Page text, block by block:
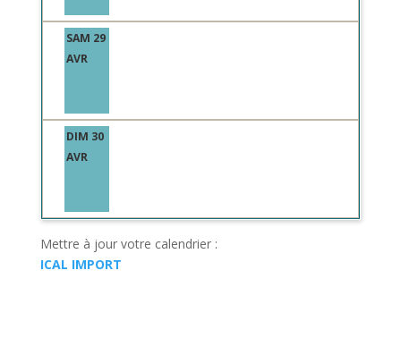
SAM 29
AVR
DIM 30
AVR
Mettre à jour votre calendrier :
ICAL IMPORT